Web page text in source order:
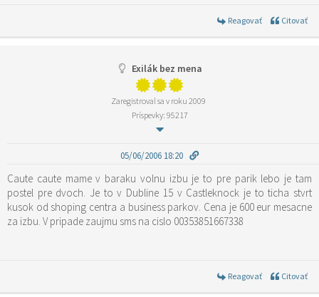
Reagovať Citovať
Exilák bez mena
Zaregistroval sa v roku 2009
Príspevky: 95217
05/06/2006 18:20
Caute caute mame v baraku volnu izbu je to pre parik lebo je tam
postel pre dvoch. Je to v Dubline 15 v Castleknock je to ticha stvrt
kusok od shoping centra a business parkov. Cena je 600 eur mesacne
za izbu. V pripade zaujmu sms na cislo 00353851667338
Reagovať Citovať